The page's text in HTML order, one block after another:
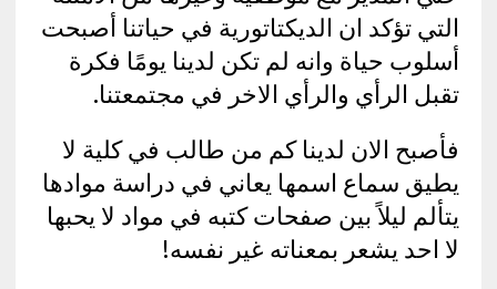
التي تؤكد ان الديكتاتورية في حياتنا أصبحت
أسلوب حياة وانه لم تكن لدينا يومًا فكرة
تقبل الرأي والرأي الاخر في مجتمعتنا.
فأصبح الان لدينا كم من طالب في كلية لا
يطيق سماع اسمها يعاني في دراسة موادها
يتألم ليلاً بين صفحات كتبه في مواد لا يحبها
لا احد يشعر بمعناته غير نفسه!